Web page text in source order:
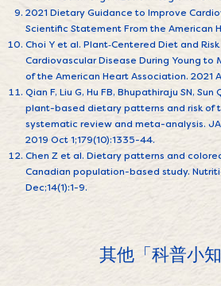
2021 Dietary Guidance to Improve
Scientific Statement From the American
Choi Y et al. Plant‐Centered Diet and
Cardiovascular Disease During Young to
of the American Heart Association. 2021
Qian F, Liu G, Hu FB, Bhupathiraju SN,
plant-based dietary patterns and risk of
systematic review and meta-analysis.
2019 Oct 1;179(10):1335-44.
Chen Z et al. Dietary patterns and
Canadian population-based study.
Dec;14(1):1-9.
其他「科普小知